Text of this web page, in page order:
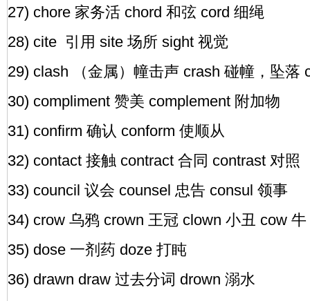
27) chore 家务活 chord 和弦 cord 细绳
28) cite 引用 site 场所 sight 视觉
29) clash （金属）幢击声 crash 碰幢，坠落
30) compliment 赞美 complement 附加物
31) confirm 确认 conform 使顺从
32) contact 接触 contract 合同 contrast 对照
33) council 议会 counsel 忠告 consul 领事
34) crow 乌鸦 crown 王冠 clown 小丑 cow 牛
35) dose 一剂药 doze 打盹
36) drawn draw 过去分词 drown 溺水